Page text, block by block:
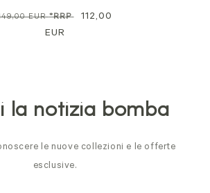
EUR*RRP
Prezzo
112,00
EUR
la notizia bomba
le nuove collezioni e le offerte
esclusive.